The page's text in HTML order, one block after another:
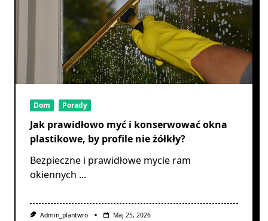
Dom Porady
Jak prawidłowo myć i konserwować okna
plastikowe, by profile nie żółkły?
Bezpieczne i prawidłowe mycie ram
okiennych ...
Admin_plantwro Maj 25, 2026